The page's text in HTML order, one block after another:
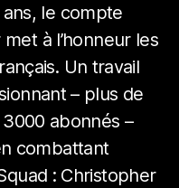
le compte
à l’honneur les
Un travail
– plus de
abonnés –
combattant
: Christopher